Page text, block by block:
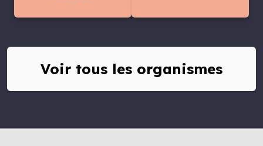
Voir tous les organismes